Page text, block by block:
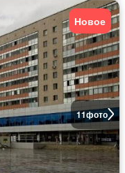
11фото
Новое